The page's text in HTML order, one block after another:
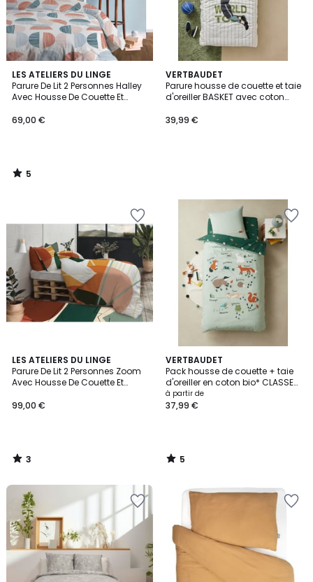
LES ATELIERS DU LINGE
Parure De Lit 2 Personnes Halley
Avec Housse De Couette Et
69,00 €
5
/
5
5
/
VERTBAUDET
Parure housse de couette et taie
d'oreiller BASKET avec coton
39,99 €
LES ATELIERS DU LINGE
Parure De Lit 2 Personnes Zoom
Avec Housse De Couette Et
99,00 €
3
/
5
3
/
VERTBAUDET
Pack housse de couette + taie
d'oreiller en coton bio* CLASSE
VERTE
à partir de
37,99 €
5
/
5
5
/